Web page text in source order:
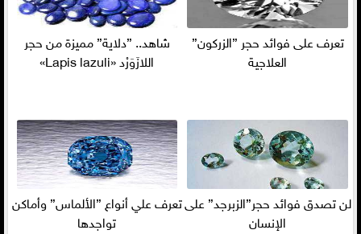
تعرف على فوائد حجر ”الزركون”
العلاجية
شاهد.. ”دلاية” مميزة من حجر
اللازَوَرْد «Lapis lazuli»
لن تصدق فوائد حجر”الزبرجد” على
الإنسان
تعرف علي أنواع ”الألماس” وأماكن
تواجدها